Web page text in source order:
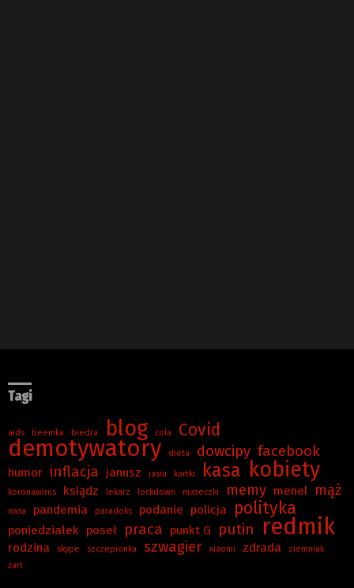
Tagi
aids beemka biedra blog cola Covid
demotywatory dieta dowcipy facebook
humor inflacja janusz jasiu kartki kasa kobiety
koronawirus ksiądz lekarz lockdown maseczki memy menel mąż
nasa pandemia paradoks podanie policja polityka
poniedziałek poseł praca punkt G putin redmik
rodzina skype szczepionka szwagier xiaomi zdrada
ziemniak
żart